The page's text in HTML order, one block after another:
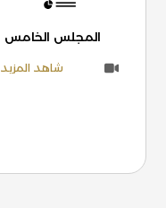
المجلس الخامس
شاهد المزيد